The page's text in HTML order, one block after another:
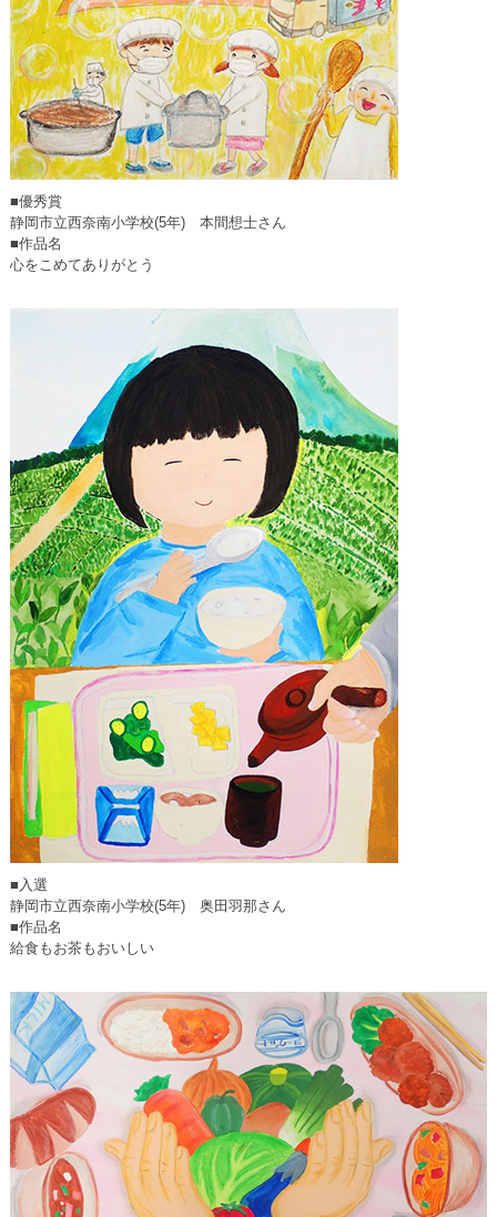
■優秀賞
静岡市立西奈南小学校(5年) 本間想士さん
■作品名
心をこめてありがとう
■入選
静岡市立西奈南小学校(5年) 奥田羽那さん
■作品名
給食もお茶もおいしい